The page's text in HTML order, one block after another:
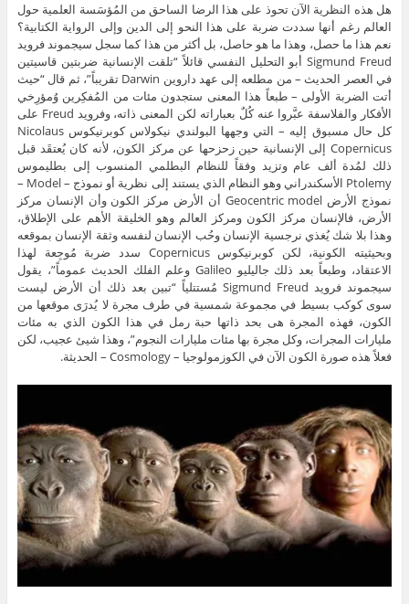
هل هذه النظرية الآن تحوذ على هذا الرضا الساحق من المُؤسَسة العلمية حول
العالم رغم أنها سددت ضربة على هذا النحو إلى الدين وإلى الرواية الكتابية؟
نعم هذا ما حصل، وهذا ما هو حاصل، بل أكثر من هذا كما سجل سيجموند فرويد
Sigmund Freud أبو التحليل النفسي قائلاً “تلقت الإنسانية ضربتين قاسيتين
في العصر الحديث – من مطلعه إلى عهد داروين Darwin تقريباً”، ثم قال “حيث
أتت الضربة الأولى – طبعاً هذا المعنى ستجدون مئات من المُفكِرين وُمؤرِخي
الأفكار والفلاسفة عبَّروا عنه كُلٌ بعباراته لكن المعنى ذاته، وفرويد Freud على
كل حال مسبوق إليه – التي وجهها البولندي نيكولاس كوبرنيكوس Nicolaus
Copernicus إلى الإنسانية حين زحزحها عن مركز الكون، لأنه كان يُعتقَد قبل
ذلك لمُدة ألف عام وتزيد وفقاً للنظام البطلمي المنسوب إلى بطليموس
Ptolemy الأسكندراني وهو النظام الذي يستند إلى نظرية أو نموذج – Model –
نموذج الأرض Geocentric model أن الأرض مركز الكون وأن الإنسان مركز
الأرض، فالإنسان مركز الكون ومركز العالم وهو الخليقة الأهم على الإطلاق،
وهذا بلا شك يُغذي نرجسية الإنسان وحُب الإنسان لنفسه وثقة الإنسان بموقعه
وبحيثيته الكونية، لكن كوبرنيكوس Copernicus سدد ضربة مُوجِعة لهذا
الاعتقاد، وطبعاً بعد ذلك جاليليو Galileo وعلم الفلك الحديث عموماً”، يقول
سيجموند فرويد Sigmund Freud مُستتلياً “تبين بعد ذلك أن الأرض ليست
سوى كوكب بسيط في مجموعة شمسية في طرف مجرة لا يُدرَى موقعها من
الكون، فهذه المجرة هى بحد ذاتها حبة رمل في هذا الكون الذي به مئات
مليارات المجرات، وكل مجرة بها مئات مليارات النجوم”، وهذا شيئ عجيب، لكن
فعلاً هذه صورة الكون الآن في الكوزمولوجيا – Cosmology – الحديثة.